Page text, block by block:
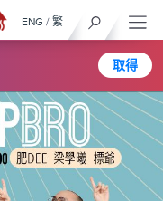
取得
ENG / 繁